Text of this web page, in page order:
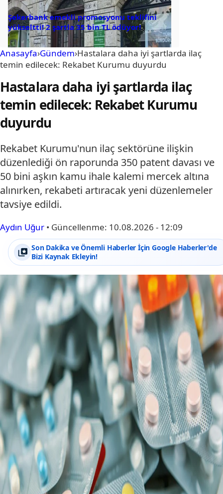
Şekerbank emekli promosyonu teklifini
yükseltti! 2 şartla 35 bin TL ödüyor!
Anasayfa›Gündem›Hastalara daha iyi şartlarda ilaç
temin edilecek: Rekabet Kurumu duyurdu
Hastalara daha iyi şartlarda ilaç
temin edilecek: Rekabet Kurumu
duyurdu
Rekabet Kurumu'nun ilaç sektörüne ilişkin
düzenlediği ön raporunda 350 patent davası ve
50 bini aşkın kamu ihale kalemi mercek altına
alınırken, rekabeti artıracak yeni düzenlemeler
tavsiye edildi.
Aydın Uğur • Güncellenme: 10.08.2026 - 12:09
Son Dakika ve Önemli Haberler İçin Google Haberler'de
Bizi Kaynak Ekleyin!